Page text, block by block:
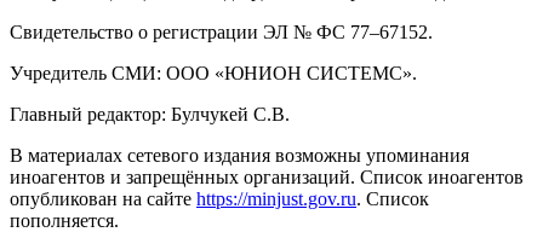
Свидетельство о регистрации ЭЛ № ФС 77–67152.
Учредитель СМИ: ООО «ЮНИОН СИСТЕМС».
Главный редактор: Булчукей С.В.
В материалах сетевого издания возможны упоминания
иноагентов и запрещённых организаций. Список иноагентов
опубликован на сайте https://minjust.gov.ru. Список
пополняется.